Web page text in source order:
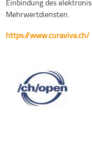
Einbindung des
Mehrwertdiensten.
https://www.curaviva.ch/